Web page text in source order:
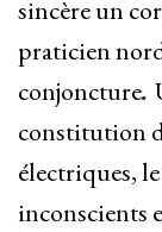
sincère un
praticien
conjoncture.
constitution
électriques,
inconscients